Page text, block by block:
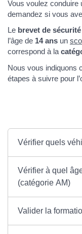
Vous voulez conduire
demandez si vous
Le brevet de
l’âge de 14 ans un
correspond à la
Nous vous indiquons
étapes à suivre pour
Vérifier quels
Vérifier à quel
(catégorie AM)
Valider la